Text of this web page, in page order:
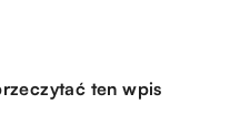
ten wpis